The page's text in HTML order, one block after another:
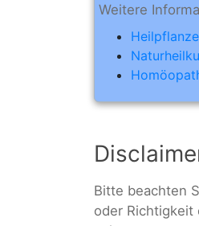
Weitere
Bitte beachten
oder Richtigkeit